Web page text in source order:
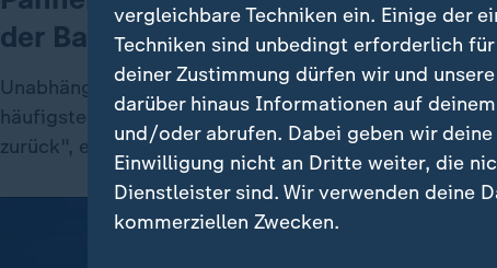
der Batterie
Unabhängig vom Antrieb ist allerdings ein Defekt
häufigste Ursache für Einsätze der Pannenhilfe.
zurück", erklärte der Automobilclub.
vergleichbare Techniken ein. Einige der
Techniken sind unbedingt erforderlich
deiner Zustimmung dürfen wir und
darüber hinaus Informationen auf
und/oder abrufen. Dabei geben wir
Einwilligung nicht an Dritte weiter, die
Dienstleister sind. Wir verwenden deine
kommerziellen Zwecken.